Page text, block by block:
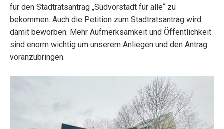
für den Stadtratsantrag „Südvorstadt für alle“ zu
bekommen. Auch die Petition zum Stadtratsantrag wird
damit beworben. Mehr Aufmerksamkeit und Öffentlichkeit
sind enorm wichtig um unserem Anliegen und den Antrag
voranzubringen.